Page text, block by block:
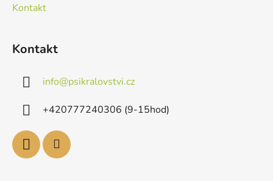
Kontakt
Kontakt
info@psikralovstvi.cz
+420777240306 (9-15hod)